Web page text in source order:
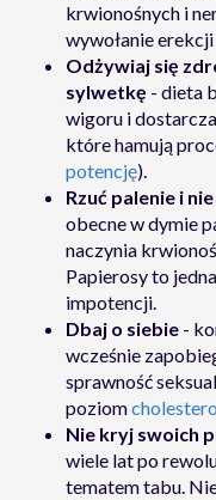
krwionośnych i
wywołanie
Odżywiaj się
sylwetkę - dieta
wigoru i
które hamują
potencję).
Rzuć palenie i
obecne w dymie
naczynia
Papierosy to
impotencji.
Dbaj o siebie -
wcześnie
sprawność
poziom
Nie kryj swoich
wiele lat po
tematem tabu.